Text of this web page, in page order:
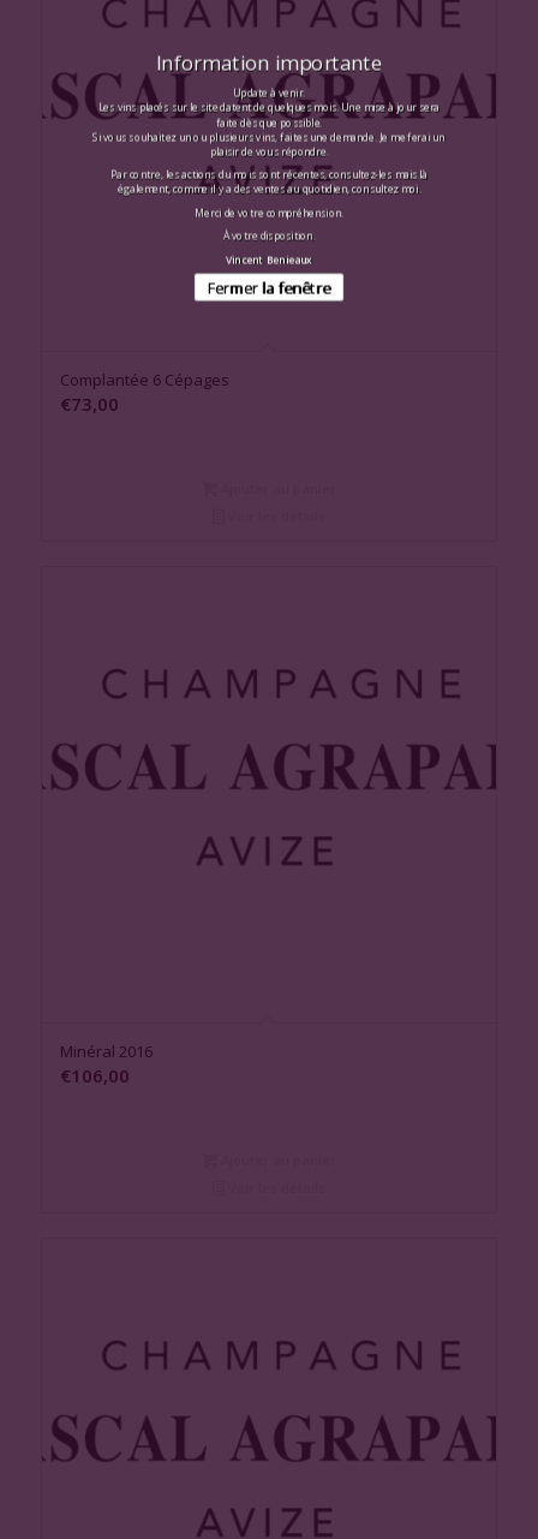
Complantée 6 Cépages
€73,00
Minéral 2016
€106,00
Information importante
Update à venir.
Les vins placés sur le site datent de quelques mois. Une mise à jour sera
faite dès que possible.
Si vous souhaitez un ou plusieurs vins, faites une demande. Je me ferai un
plaisir de vous répondre.
Par contre, les actions du mois sont récentes, consultez-les mais là
également, comme il y a des ventes au quotidien, consultez moi.
Merci de votre compréhension.
À votre disposition.
Vincent Benieaux
Fermer la fenêtre